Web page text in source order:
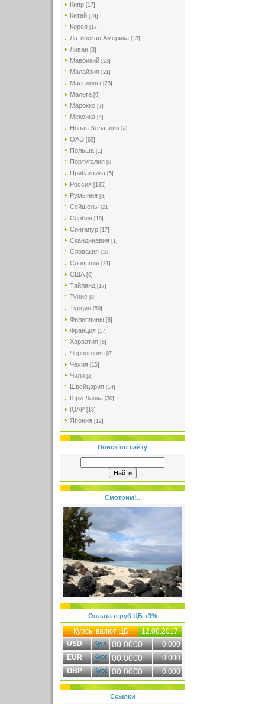
Кипр [17]
Китай [74]
Корея [17]
Латинская Америка [13]
Ливан [3]
Маврикий [23]
Малайзия [21]
Мальдивы [23]
Мальта [9]
Марокко [7]
Мексика [4]
Новая Зеландия [4]
ОАЭ [63]
Польша [1]
Португалия [8]
Прибалтика [5]
Россия [135]
Румыния [3]
Сейшелы [21]
Сербия [18]
Сингапур [17]
Скандинавия [1]
Словакия [10]
Словения [21]
США [6]
Тайланд [17]
Тунис [8]
Турция [50]
Филиппины [8]
Франция [17]
Хорватия [6]
Черногория [8]
Чехия [15]
Чили [2]
Швейцария [14]
Шри-Ланка [30]
ЮАР [13]
Япония [12]
Поиск по сайту
Смотрим!..
Оплата в руб ЦБ +3%
Курсы валют ЦБ
12.08.2017
USD
00.0000
0.000
EUR
00.0000
0.000
GBP
00.0000 0.000
Ссылки